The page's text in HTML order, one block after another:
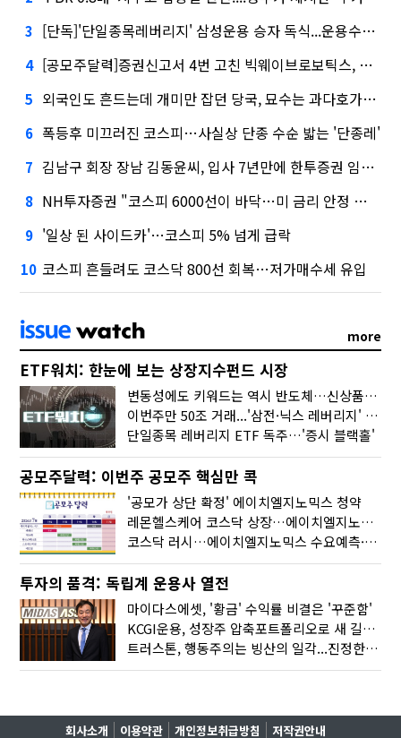
3 [단독]'단일종목레버리지' 삼성운용 승자 독식...운용수익 미래에셋의 6배
4 [공모주달력]증권신고서 4번 고친 빅웨이브로보틱스, 수요예측
5 외국인도 흔드는데 개미만 잡던 당국, 묘수는 과다호가부담금?
6 폭등후 미끄러진 코스피…사실상 단종 수순 밟는 '단종레'
7 김남구 회장 장남 김동윤씨, 입사 7년만에 한투증권 임원 승진
8 NH투자증권 "코스피 6000선이 바닥…미 금리 안정 후 추가 회복"
9 '일상 된 사이드카'…코스피 5% 넘게 급락
10 코스피 흔들려도 코스닥 800선 회복…저가매수세 유입
more
ETF워치: 한눈에 보는 상장지수펀드 시장
변동성에도 키워드는 역시 반도체…신상품은 우주·방산
이번주만 50조 거래...'삼전·닉스 레버리지' 수익률은 -30%
단일종목 레버리지 ETF 독주…'증시 블랙홀'
공모주달력: 이번주 공모주 핵심만 콕
'공모가 상단 확정' 에이치엘지노믹스 청약
레몬헬스케어 코스닥 상장…에이치엘지노믹스 수요예측
코스닥 러시…에이치엘지노믹스 수요예측·레메디 청약
투자의 품격: 독립계 운용사 열전
마이다스에셋, '황금' 수익률 비결은 '꾸준함'
KCGI운용, 성장주 압축포트폴리오로 새 길을 그리다
트러스톤, 행동주의는 빙산의 일각...진정한 힘은 '주식형 강자'
회사소개 이용약관 개인정보취급방침 저작권안내